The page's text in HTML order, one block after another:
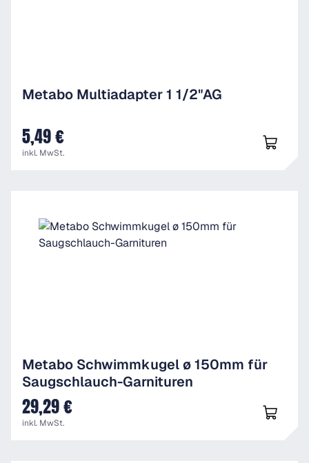
Metabo Multiadapter 1 1/2"AG
UVP
5,49 €
inkl. MwSt.
Metabo Schwimmkugel ø 150mm für
Saugschlauch-Garnituren
UVP
29,29 €
inkl. MwSt.